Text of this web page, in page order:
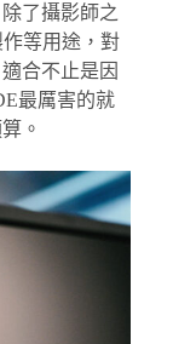
了攝影師之
作等用途，對
合不止是因
最厲害的就
。